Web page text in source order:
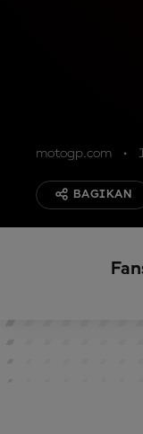
motogp.com
BAGIKAN